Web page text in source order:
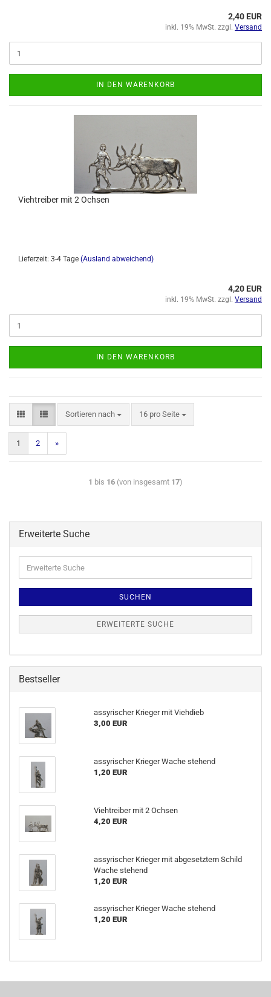
2,40 EUR
inkl. 19% MwSt. zzgl. Versand
IN DEN WARENKORB
Viehtreiber mit 2 Ochsen
Lieferzeit: 3-4 Tage (Ausland abweichend)
4,20 EUR
inkl. 19% MwSt. zzgl. Versand
IN DEN WARENKORB
Sortieren nach 16 pro Seite
1 2 »
1 bis 16 (von insgesamt 17)
Erweiterte Suche
SUCHEN
ERWEITERTE SUCHE
Bestseller
assyrischer Krieger mit Viehdieb
3,00 EUR
assyrischer Krieger Wache stehend
1,20 EUR
Viehtreiber mit 2 Ochsen
4,20 EUR
assyrischer Krieger mit abgesetztem Schild
Wache stehend
1,20 EUR
assyrischer Krieger Wache stehend
1,20 EUR